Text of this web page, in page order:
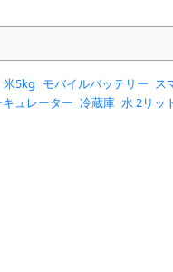
米5kg モバイルバッテリー ス
ュレーター 冷蔵庫 水 2リッ